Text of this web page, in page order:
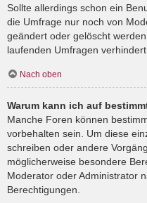
Sollte allerdings schon ein
die Umfrage nur noch von
geändert oder gelöscht
laufenden Umfragen verhindert
Nach oben
Warum kann ich auf
Manche Foren können
vorbehalten sein. Um diese
schreiben oder andere
möglicherweise besondere
Moderator oder Administrator
Berechtigungen.